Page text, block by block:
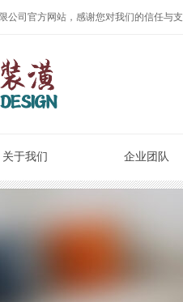
公司官方网站，感谢您对我们的信任与支
关于我们 企业团队